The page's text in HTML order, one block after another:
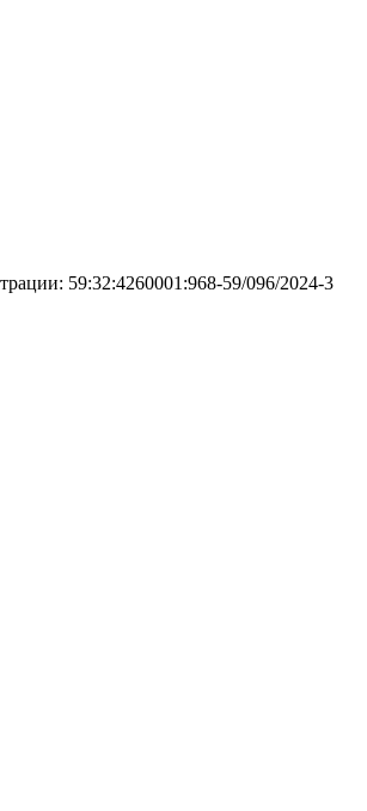
59:32:4260001:968-59/096/2024-3